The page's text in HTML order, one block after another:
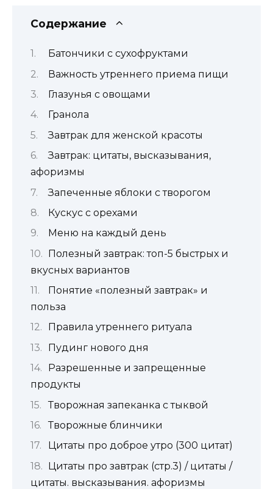
Содержание
Батончики с сухофруктами
Важность утреннего приема пищи
Глазунья с овощами
Гранола
Завтрак для женской красоты
Завтрак: цитаты, высказывания,
афоризмы
Запеченные яблоки с творогом
Кускус с орехами
Меню на каждый день
Полезный завтрак: топ-5 быстрых и
вкусных вариантов
Понятие «полезный завтрак» и
польза
Правила утреннего ритуала
Пудинг нового дня
Разрешенные и запрещенные
продукты
Творожная запеканка с тыквой
Творожные блинчики
Цитаты про доброе утро (300 цитат)
Цитаты про завтрак (стр.3) / цитаты /
цитаты. высказывания. афоризмы